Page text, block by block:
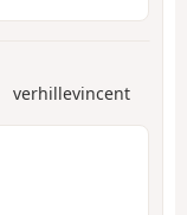
verhillevincent